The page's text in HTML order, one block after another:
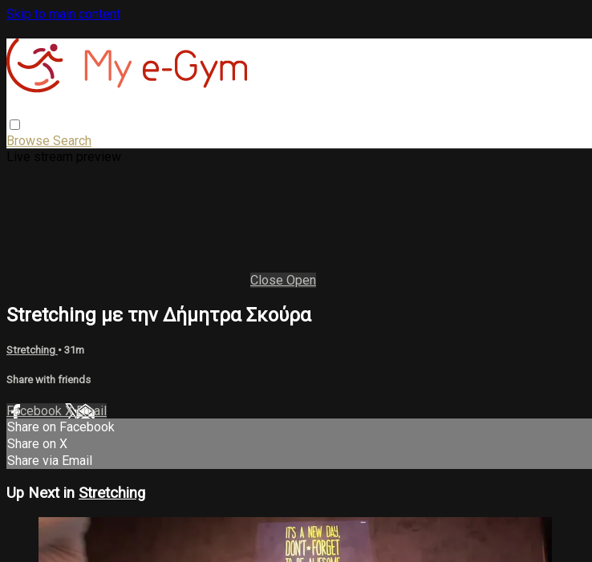
Skip to main content
Browse Search
Close Open
Stretching με την Δήμητρα Σκούρα
Stretching • 31m
Share with friends
Facebook XEmail
Share on Facebook
Share on X
Share via Email
Up Next in Stretching